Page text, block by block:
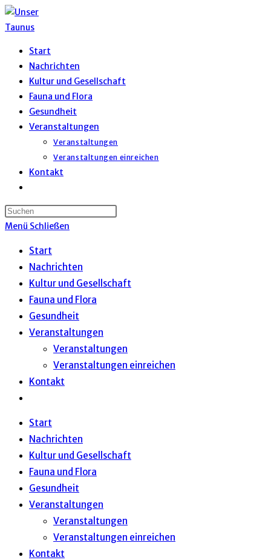
Zum
Inhalt
Start
Nachrichten
Kultur und Gesellschaft
Fauna und Flora
Gesundheit
Veranstaltungen
Veranstaltungen
Veranstaltungen einreichen
Kontakt
umschalten
Menü Schließen
Start
Nachrichten
Kultur und Gesellschaft
Fauna und Flora
Gesundheit
Veranstaltungen
Veranstaltungen
Veranstaltungen einreichen
Kontakt
umschalten
Start
Nachrichten
Kultur und Gesellschaft
Fauna und Flora
Gesundheit
Veranstaltungen
Veranstaltungen
Veranstaltungen einreichen
Kontakt